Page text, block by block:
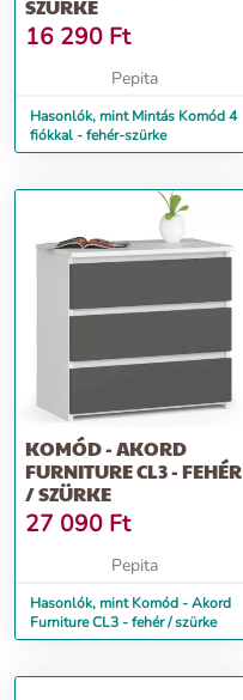
SZÜRKE
16 290 Ft
Pepita
Hasonlók, mint Mintás Komód 4
fiókkal - fehér-szürke
KOMÓD - AKORD
FURNITURE CL3 - FEHÉR
/ SZÜRKE
27 090 Ft
Pepita
Hasonlók, mint Komód - Akord
Furniture CL3 - fehér / szürke